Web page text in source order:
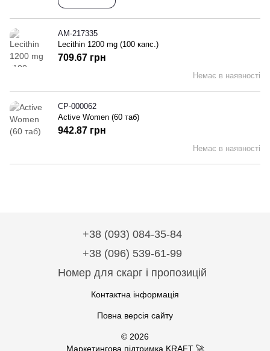
АМ-217335
Lecithin 1200 mg (100 капс.)
Немає в наявності
709.67 грн
СР-000062
Active Women (60 таб)
Немає в наявності
942.87 грн
+38 (093) 084-35-84
+38 (096) 539-61-99
Номер для скарг і пропозицій
Контактна інформація
Повна версія сайту
© 2026
Маркетингова підтримка KRAFT 🚀